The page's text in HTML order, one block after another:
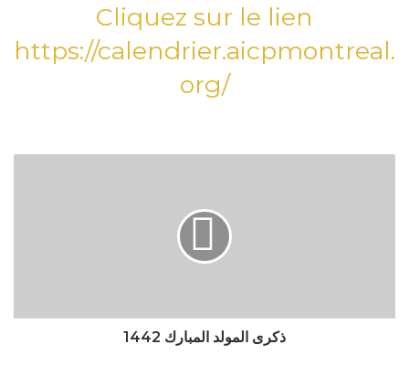
Cliquez sur le lien
https://calendrier.aicpmontreal.
org/
ذكرى المولد المبارك 1442